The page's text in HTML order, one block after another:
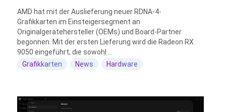
AMD hat mit der Auslieferung neuer RDNA-4-
Grafikkarten im Einsteigersegment an
Originalgerätehersteller (OEMs) und Board-Partner
begonnen. Mit der ersten Lieferung wird die Radeon RX
9050 eingeführt, die sowohl ...
Grafikkarten
News Hardware